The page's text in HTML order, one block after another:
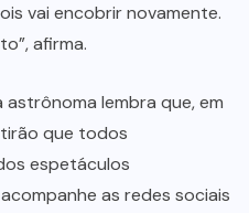
vai encobrir novamente.
afirma.
astrônoma lembra que, em
que todos
espetáculos
as redes sociais